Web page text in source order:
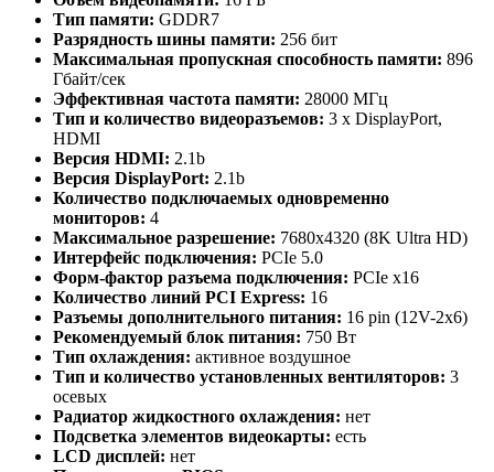
Тип памяти: GDDR7
Разрядность шины памяти: 256 бит
Максимальная пропускная способность памяти: 896
Гбайт/сек
Эффективная частота памяти: 28000 МГц
Тип и количество видеоразъемов: 3 x DisplayPort,
HDMI
Версия HDMI: 2.1b
Версия DisplayPort: 2.1b
Количество подключаемых одновременно
мониторов: 4
Максимальное разрешение: 7680x4320 (8K Ultra HD)
Интерфейс подключения: PCIe 5.0
Форм-фактор разъема подключения: PCIe x16
Количество линий PCI Express: 16
Разъемы дополнительного питания: 16 pin (12V-2x6)
Рекомендуемый блок питания: 750 Вт
Тип охлаждения: активное воздушное
Тип и количество установленных вентиляторов: 3
осевых
Радиатор жидкостного охлаждения: нет
Подсветка элементов видеокарты: есть
LCD дисплей: нет